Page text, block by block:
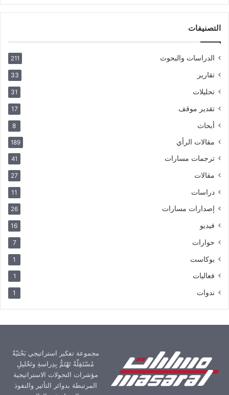
التصنيفات
الدراسات والبحوث 211
تقارير 33
تحليلات 31
تقدير موقف 17
أبحاث 8
مقالات الرأي 189
ترجمات مسارات 41
مقالات 27
دراسات 11
إصدارات مسارات 26
فيديو 16
حوارات 7
بوكاست 1
فعاليات 1
ندوات 1
مجموعة تفكير استراتيجي بَحْثيّةٌ
مُسْتَقِلّةٌ تَهْتَمُّ بِدِراسةِ وتَحْليلِ
مؤشرات التحولات الاستراتيجية
المرتبطة بدوائر التأثير والنفوذ